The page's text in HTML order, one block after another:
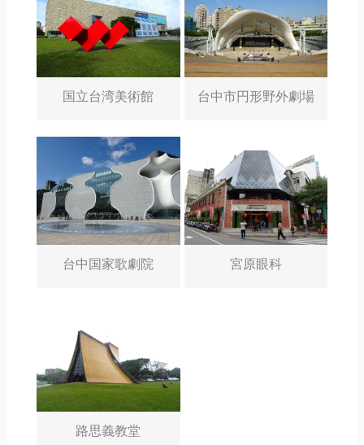
国立台湾美術館 台中市円形野外劇場
台中国家歌劇院 宮原眼科
路思義教堂